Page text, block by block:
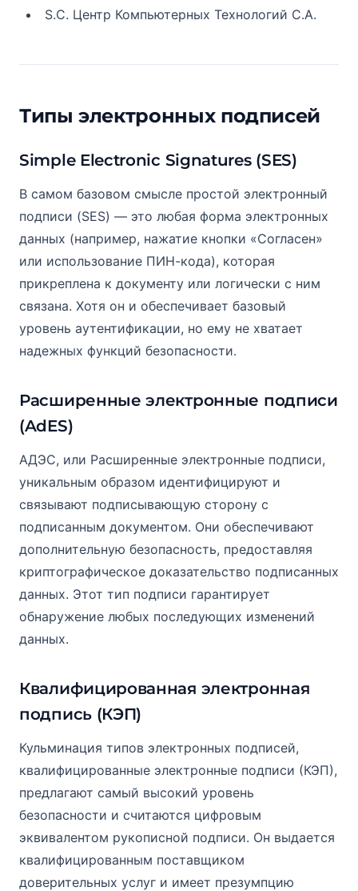
S.C. Центр Компьютерных Технологий С.А.
Типы электронных подписей
Simple Electronic Signatures (SES)
В самом базовом смысле простой электронный
подписи (SES) — это любая форма электронных
данных (например, нажатие кнопки «Согласен»
или использование ПИН-кода), которая
прикреплена к документу или логически с ним
связана. Хотя он и обеспечивает базовый
уровень аутентификации, но ему не хватает
надежных функций безопасности.
Расширенные электронные подписи
(AdES)
АДЭС, или Расширенные электронные подписи,
уникальным образом идентифицируют и
связывают подписывающую сторону с
подписанным документом. Они обеспечивают
дополнительную безопасность, предоставляя
криптографическое доказательство подписанных
данных. Этот тип подписи гарантирует
обнаружение любых последующих изменений
данных.
Квалифицированная электронная
подпись (КЭП)
Кульминация типов электронных подписей,
квалифицированные электронные подписи (КЭП),
предлагают самый высокий уровень
безопасности и считаются цифровым
эквивалентом рукописной подписи. Он выдается
квалифицированным поставщиком
доверительных услуг и имеет презумпцию